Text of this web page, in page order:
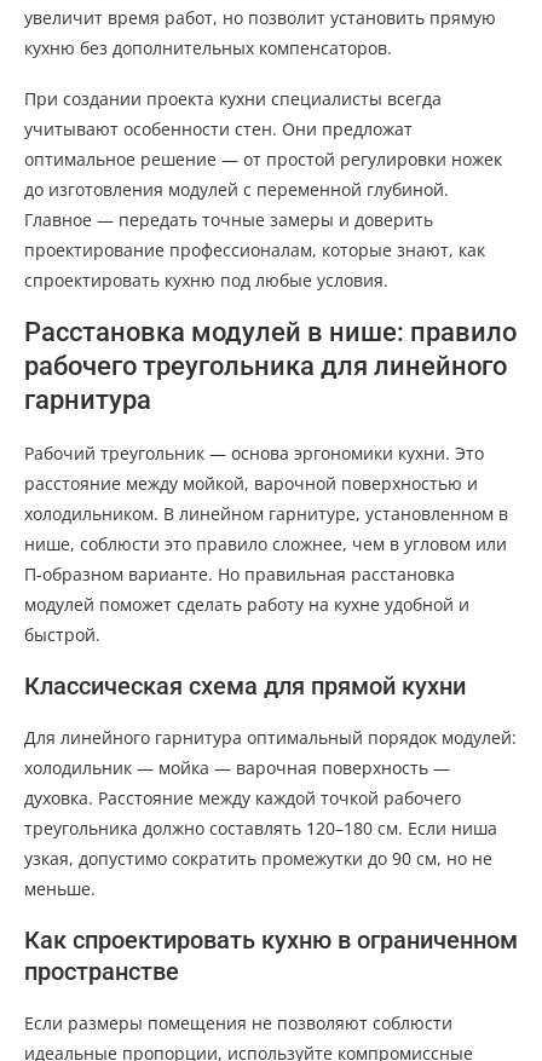
увеличит время работ, но позволит установить прямую
кухню без дополнительных компенсаторов.
При создании проекта кухни специалисты всегда
учитывают особенности стен. Они предложат
оптимальное решение — от простой регулировки ножек
до изготовления модулей с переменной глубиной.
Главное — передать точные замеры и доверить
проектирование профессионалам, которые знают, как
спроектировать кухню под любые условия.
Расстановка модулей в нише: правило
рабочего треугольника для линейного
гарнитура
Рабочий треугольник — основа эргономики кухни. Это
расстояние между мойкой, варочной поверхностью и
холодильником. В линейном гарнитуре, установленном в
нише, соблюсти это правило сложнее, чем в угловом или
П-образном варианте. Но правильная расстановка
модулей поможет сделать работу на кухне удобной и
быстрой.
Классическая схема для прямой кухни
Для линейного гарнитура оптимальный порядок модулей:
холодильник — мойка — варочная поверхность —
духовка. Расстояние между каждой точкой рабочего
треугольника должно составлять 120–180 см. Если ниша
узкая, допустимо сократить промежутки до 90 см, но не
меньше.
Как спроектировать кухню в ограниченном
пространстве
Если размеры помещения не позволяют соблюсти
идеальные пропорции, используйте компромиссные